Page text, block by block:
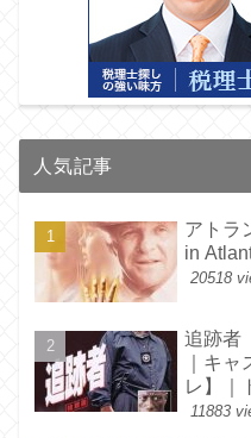
人気記事
アトラ
in
20518
追跡
｜キ
レ】｜
11883